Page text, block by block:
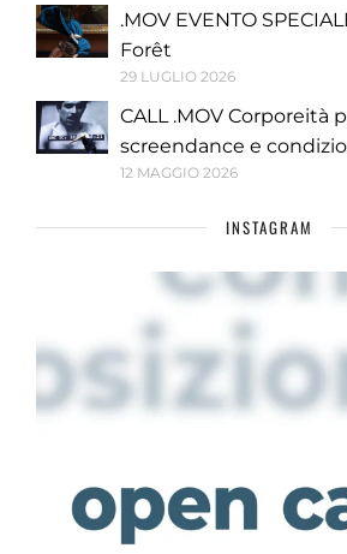
.MOV EVENTO
Forêt
29 LUGLIO 2026
CALL .MOV Corporeità
screendance e
12 MAGGIO 2026
INSTAGRAM